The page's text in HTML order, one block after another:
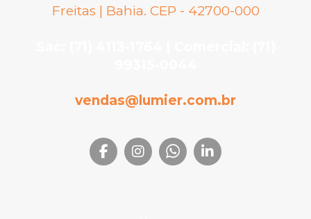
Freitas | Bahia. CEP - 42700-000
vendas@lumier.com.br